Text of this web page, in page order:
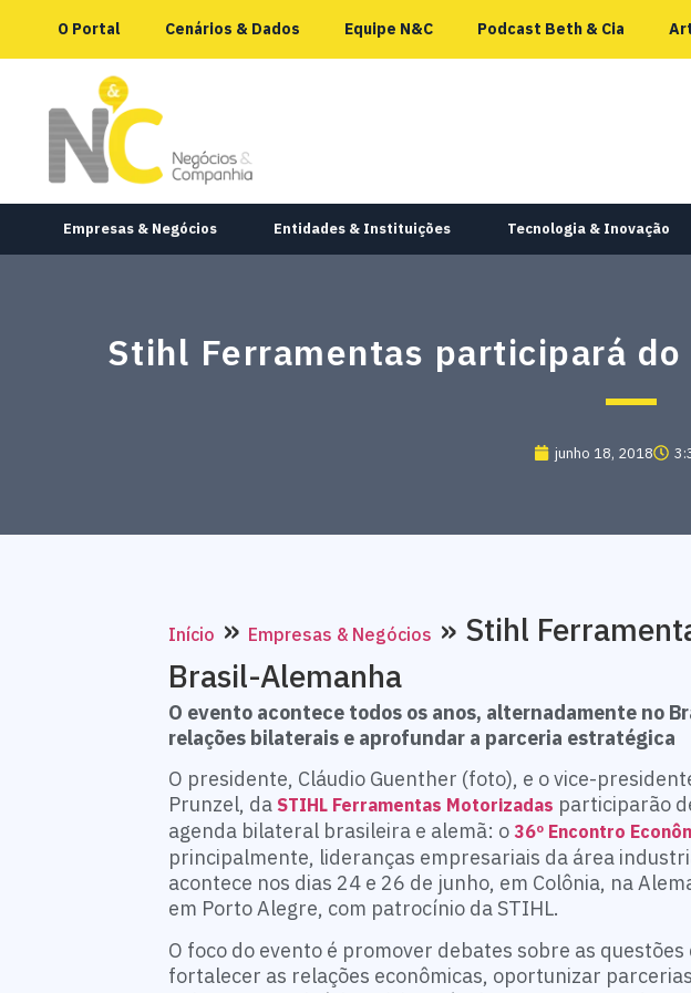
O Portal Cenários & Dados Equipe N&C Podcast Beth & Cia
Empresas & Negócios Entidades & Instituições Tecnologia & Inovação
Stihl Ferramentas participará
junho 18, 2018
Início » Empresas & Negócios » Stihl
Brasil-Alemanha
O evento acontece todos os anos, alternadamente no
relações bilaterais e aprofundar a parceria estratégica
O presidente, Cláudio Guenther (foto), e o vice-
Prunzel, da STIHL Ferramentas Motorizadas participarão
agenda bilateral brasileira e alemã: o 36º Encontro
principalmente, lideranças empresariais da área
acontece nos dias 24 e 26 de junho, em Colônia, na
em Porto Alegre, com patrocínio da STIHL.
O foco do evento é promover debates sobre as
fortalecer as relações econômicas, oportunizar